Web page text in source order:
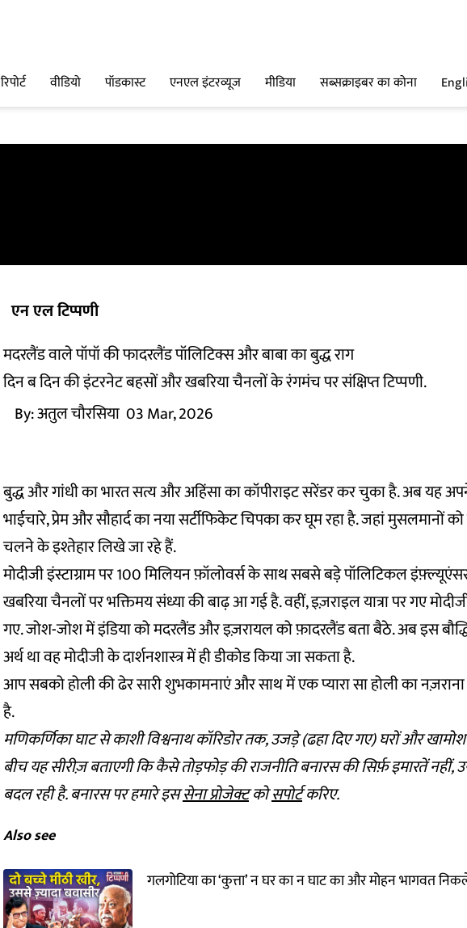
रिपोर्ट वीडियो पॉडकास्ट एनएल इंटरव्यूज मीडिया सब्सक्राइबर का कोना
एन एल टिप्पणी
मदरलैंड वाले पॉपॉ की फादरलैंड पॉलिटिक्स और बाबा का बुद्ध राग
दिन ब दिन की इंटरनेट बहसों और खबरिया चैनलों के रंगमंच पर संक्षिप्त टिप्पणी.
By:अतुल चौरसिया 03 Mar, 2026
बुद्ध और गांधी का भारत सत्य और अहिंसा का कॉपीराइट सरेंडर कर चुका है. अब यह
भाईचारे, प्रेम और सौहार्द का नया सर्टीफिकेट चिपका कर घूम रहा है. जहां मुसलमानों
चलने के इश्तेहार लिखे जा रहे हैं.
मोदीजी इंस्टाग्राम पर 100 मिलियन फ़ॉलोवर्स के साथ सबसे बड़े पॉलिटिकल
खबरिया चैनलों पर भक्तिमय संध्या की बाढ़ आ गई है. वहीं, इज़राइल यात्रा पर गए
गए. जोश-जोश में इंडिया को मदरलैंड और इज़रायल को फ़ादरलैंड बता बैठे. अब इस
अर्थ था वह मोदीजी के दार्शनशास्त्र में ही डीकोड किया जा सकता है.
आप सबको होली की ढेर सारी शुभकामनाएं और साथ में एक प्यारा सा होली का
है.
मणिकर्णिका घाट से काशी विश्वनाथ कॉरिडोर तक, उजड़े (ढहा दिए गए) घरों और
बीच यह सीरीज़ बताएगी कि कैसे तोड़फोड़ की राजनीति बनारस की सिर्फ़ इमारतें नहीं,
बदल रही है. बनारस पर हमारे इससेना प्रोजेक्टकोसपोर्टकरिए.
Also see
गलगोटिया का ‘कुत्ता’ न घर का न घाट का और मोहन भागवत